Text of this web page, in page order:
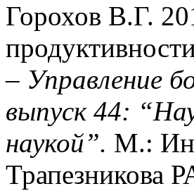
Горохов В.Г.
– Управление
выпуск 44:
наукой”. М.:
Трапезникова